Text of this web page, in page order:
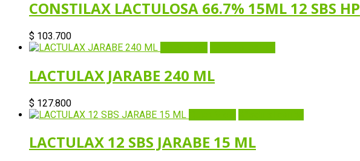
CONSTILAX LACTULOSA 66.7% 15ML 12 SBS HP
$ 103.700
LACTULAX JARABE 240 ML
$ 127.800
LACTULAX 12 SBS JARABE 15 ML